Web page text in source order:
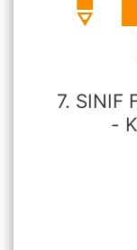
7. SINIF
-